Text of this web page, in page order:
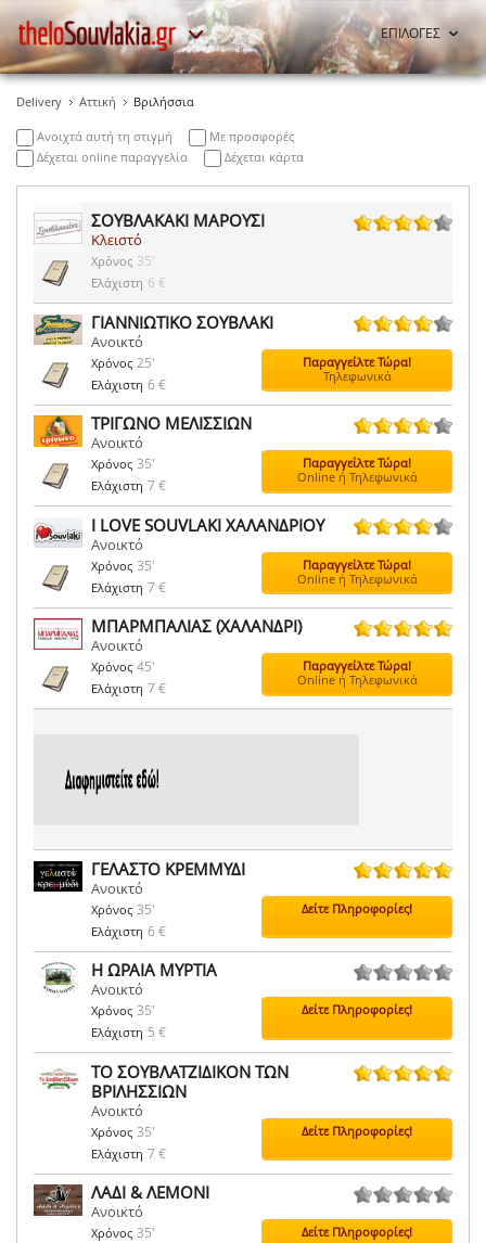
ΕΠΙΛΟΓΕΣ
Delivery Αττική Βριλήσσια
Ανοιχτά αυτή τη στιγμή
Με προσφορές
Δέχεται online παραγγελία
Δέχεται κάρτα
ΣΟΥΒΛΑΚΑΚΙ ΜΑΡΟΥΣΙ
Κλειστό
Χρόνος 35'
Ελάχιστη 6 €
ΓΙΑΝΝΙΩΤΙΚΟ ΣΟΥΒΛΑΚΙ
Ανοικτό
Χρόνος 25'
Ελάχιστη 6 €
Παραγγείλτε Τώρα!
Τηλεφωνικά
ΤΡΙΓΩΝΟ ΜΕΛΙΣΣΙΩΝ
Ανοικτό
Χρόνος 35'
Ελάχιστη 7 €
Παραγγείλτε Τώρα!
Online ή Τηλεφωνικά
I LOVE SOUVLAKI ΧΑΛΑΝΔΡΙΟΥ
Ανοικτό
Χρόνος 35'
Ελάχιστη 7 €
Παραγγείλτε Τώρα!
Online ή Τηλεφωνικά
ΜΠΑΡΜΠΑΛΙΑΣ (ΧΑΛΑΝΔΡΙ)
Ανοικτό
Χρόνος 45'
Ελάχιστη 7 €
Παραγγείλτε Τώρα!
Online ή Τηλεφωνικά
ΓΕΛΑΣΤΟ ΚΡΕΜΜΥΔΙ
Ανοικτό
Χρόνος 35'
Ελάχιστη 6 €
Δείτε Πληροφορίες!
Η ΩΡΑΙΑ ΜΥΡΤΙΑ
Ανοικτό
Χρόνος 35'
Ελάχιστη 5 €
Δείτε Πληροφορίες!
ΤΟ ΣΟΥΒΛΑΤΖΙΔΙΚΟΝ ΤΩΝ
ΒΡΙΛΗΣΣΙΩΝ
Ανοικτό
Χρόνος 35'
Ελάχιστη 7 €
Δείτε Πληροφορίες!
ΛΑΔΙ & ΛΕΜΟΝΙ
Ανοικτό
Χρόνος 35' Δείτε Πληροφορίες!